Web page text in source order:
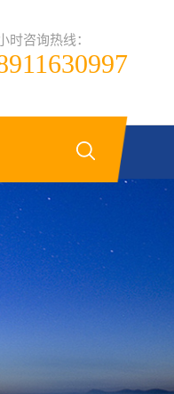
时咨询热线：